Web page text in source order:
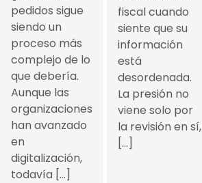
pedidos sigue
siendo un
proceso más
complejo de lo
que debería.
Aunque las
organizaciones
han avanzado
en
digitalización,
todavía […]
fiscal cuando
siente que su
información
está
desordenada.
La presión no
viene solo por
la revisión en sí,
[…]